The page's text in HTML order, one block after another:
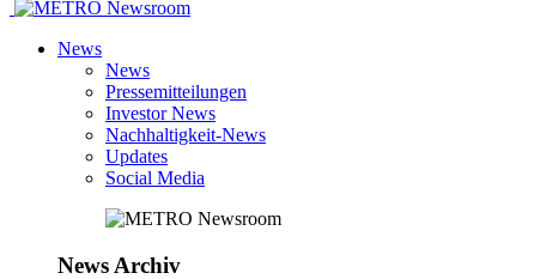
Newsroom
News
News
Pressemitteilungen
Investor News
Nachhaltigkeit-News
Updates
Social Media
News Archiv